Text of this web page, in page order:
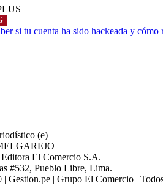
(e)
El Comercio S.A.
#532, Pueblo Libre, Lima.
Gestion.pe | Grupo El Comercio |